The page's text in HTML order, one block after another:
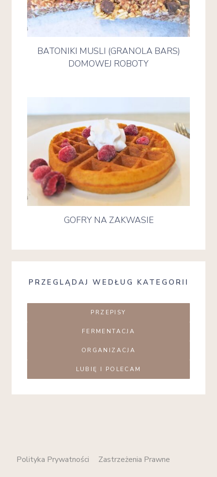
BATONIKI MUSLI (GRANOLA BARS)
DOMOWEJ ROBOTY
GOFRY NA ZAKWASIE
PRZEGLĄDAJ WEDŁUG KATEGORII
PRZEPISY
FERMENTACJA
ORGANIZACJA
LUBIĘ I POLECAM
Polityka Prywatności Zastrzeżenia Prawne